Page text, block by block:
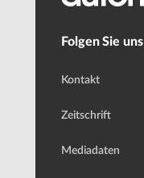
Folgen Sie uns
Kontakt
Zeitschrift
Mediadaten